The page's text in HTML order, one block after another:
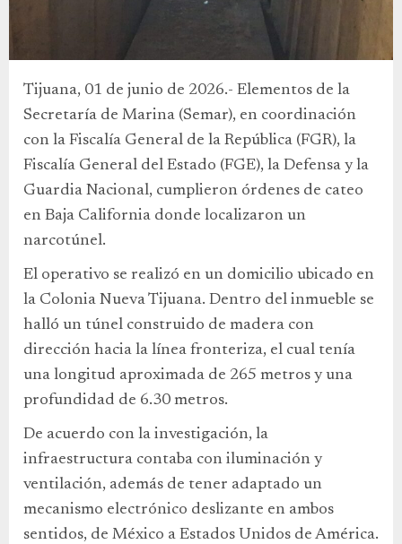
Tijuana, 01 de junio de 2026.- Elementos de la
Secretaría de Marina (Semar), en coordinación
con la Fiscalía General de la República (FGR), la
Fiscalía General del Estado (FGE), la Defensa y la
Guardia Nacional, cumplieron órdenes de cateo
en Baja California donde localizaron un
narcotúnel.
El operativo se realizó en un domicilio ubicado en
la Colonia Nueva Tijuana. Dentro del inmueble se
halló un túnel construido de madera con
dirección hacia la línea fronteriza, el cual tenía
una longitud aproximada de 265 metros y una
profundidad de 6.30 metros.
De acuerdo con la investigación, la
infraestructura contaba con iluminación y
ventilación, además de tener adaptado un
mecanismo electrónico deslizante en ambos
sentidos, de México a Estados Unidos de América.